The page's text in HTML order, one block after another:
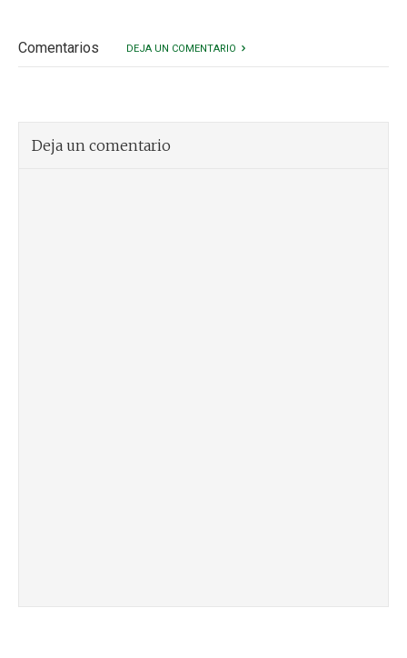
Comentarios DEJA UN COMENTARIO
Deja un comentario